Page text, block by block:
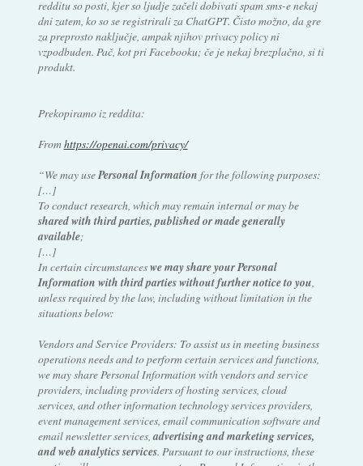
redditu so posti, kjer so ljudje začeli dobivati spam sms-e nekaj
dni zatem, ko so se registrirali za ChatGPT. Čisto možno, da gre
za preprosto naključje, ampak njihov privacy policy ni
vzpodbuden. Pač, kot pri Facebooku; če je nekaj brezplačno, si ti
produkt.
Prekopiramo iz reddita:
Fromhttps://openai.com/privacy/
“We may usePersonal Information for the following purposes:
[…]
To conduct research, which may remain internal or may be
shared with third parties, published or made generally
available;
[…]
In certain circumstanceswe may share your Personal
Information with third parties without further notice to you,
unless required by the law, including without limitation in the
situations below:
Vendors and Service Providers: To assist us in meeting business
operations needs and to perform certain services and functions,
we may share Personal Information with vendors and service
providers, including providers of hosting services, cloud
services, and other information technology services providers,
event management services, email communication software and
email newsletter services,advertising and marketing services,
and web analytics services. Pursuant to our instructions, these